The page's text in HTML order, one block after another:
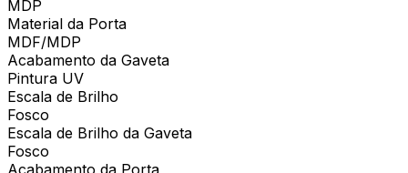
MDP
Material da Porta
MDF/MDP
Acabamento da Gaveta
Pintura UV
Escala de Brilho
Fosco
Escala de Brilho da Gaveta
Fosco
Acabamento da Porta